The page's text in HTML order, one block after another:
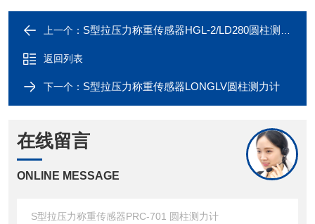
上一个： S型拉压力称重传感器HGL-2/LD280圆柱测力计
返回列表
下一个： S型拉压力称重传感器LONGLV圆柱测力计
在线留言
ONLINE MESSAGE